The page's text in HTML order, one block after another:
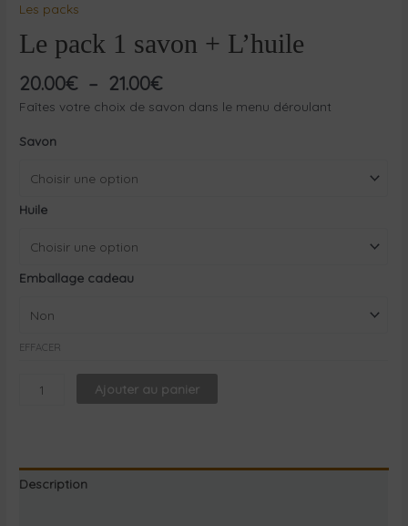
Les packs
Le pack 1 savon + L’huile
20.00€ – 21.00€
Faîtes votre choix de savon dans le menu déroulant
Savon
Huile
Emballage cadeau
EFFACER
Ajouter au panier
Description